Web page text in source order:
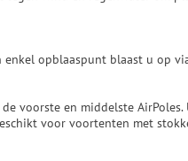
enkel opblaaspunt blaast u op
voorste en middelste
voor voortenten met